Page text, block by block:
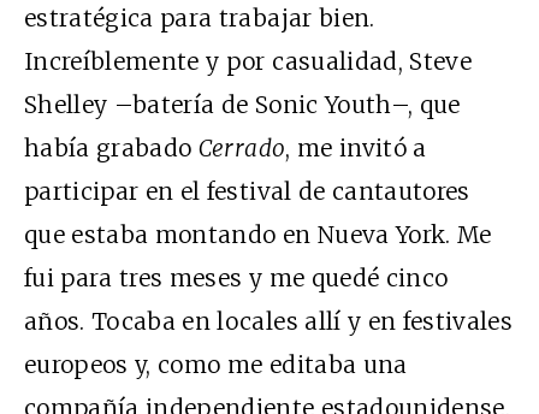
estratégica para trabajar bien.
Increíblemente y por casualidad, Steve
Shelley –batería de Sonic Youth–, que
había grabado Cerrado, me invitó a
participar en el festival de cantautores
que estaba montando en Nueva York. Me
fui para tres meses y me quedé cinco
años. Tocaba en locales allí y en festivales
europeos y, como me editaba una